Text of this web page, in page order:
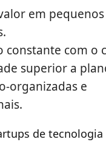
em pequenos
constante com o
superior a
organizadas e
de tecnologia